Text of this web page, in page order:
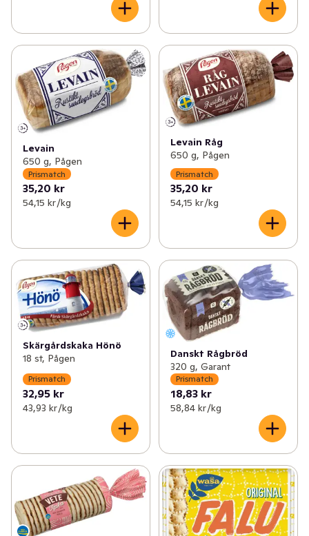
Levain
650 g, Pågen
Prismatch
35,20 kr
54,15 kr /kg
Levain Råg
650 g, Pågen
Prismatch
35,20 kr
54,15 kr /kg
Skärgårdskaka Hönö
18 st, Pågen
Prismatch
32,95 kr
43,93 kr /kg
Danskt Rågbröd
320 g, Garant
Prismatch
18,83 kr
58,84 kr /kg